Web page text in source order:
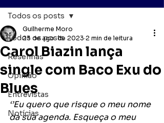
Todos os posts
Resenhas
Opinião
Entrevistas
Notícias
Todos os posts
Carol Biazin lança
single com Baco Exu do
Blues
Guilherme Moro
23 de ago. de 2023 2 min de leitura
‘’Eu quero que risque o meu nome
da sua agenda. Esqueça o meu